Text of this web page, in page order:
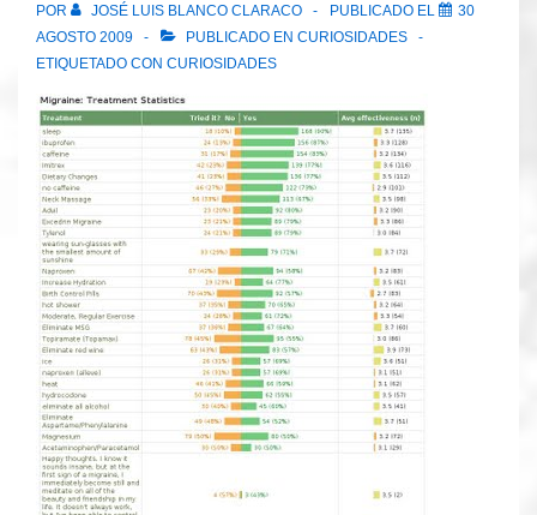
POR JOSÉ LUIS BLANCO CLARACO PUBLICADO EL
30
AGOSTO 2009
PUBLICADO EN CURIOSIDADES
ETIQUETADO CON CURIOSIDADES